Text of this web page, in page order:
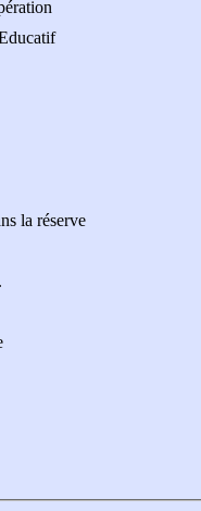
la réserve